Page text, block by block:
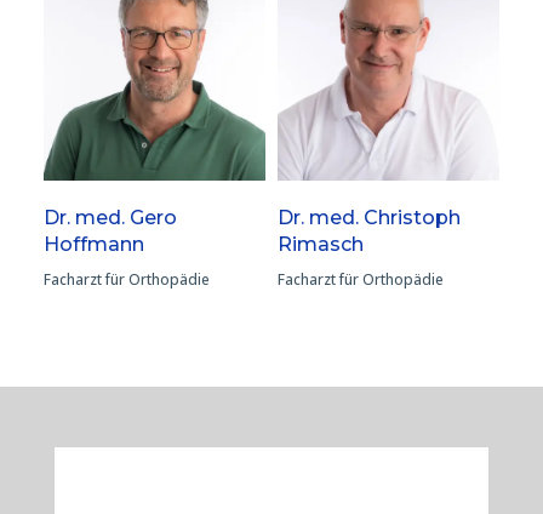
Dr. med. Gero
Hoffmann
Facharzt für Orthopädie
Dr. med. Christoph
Rimasch
Facharzt für Orthopädie